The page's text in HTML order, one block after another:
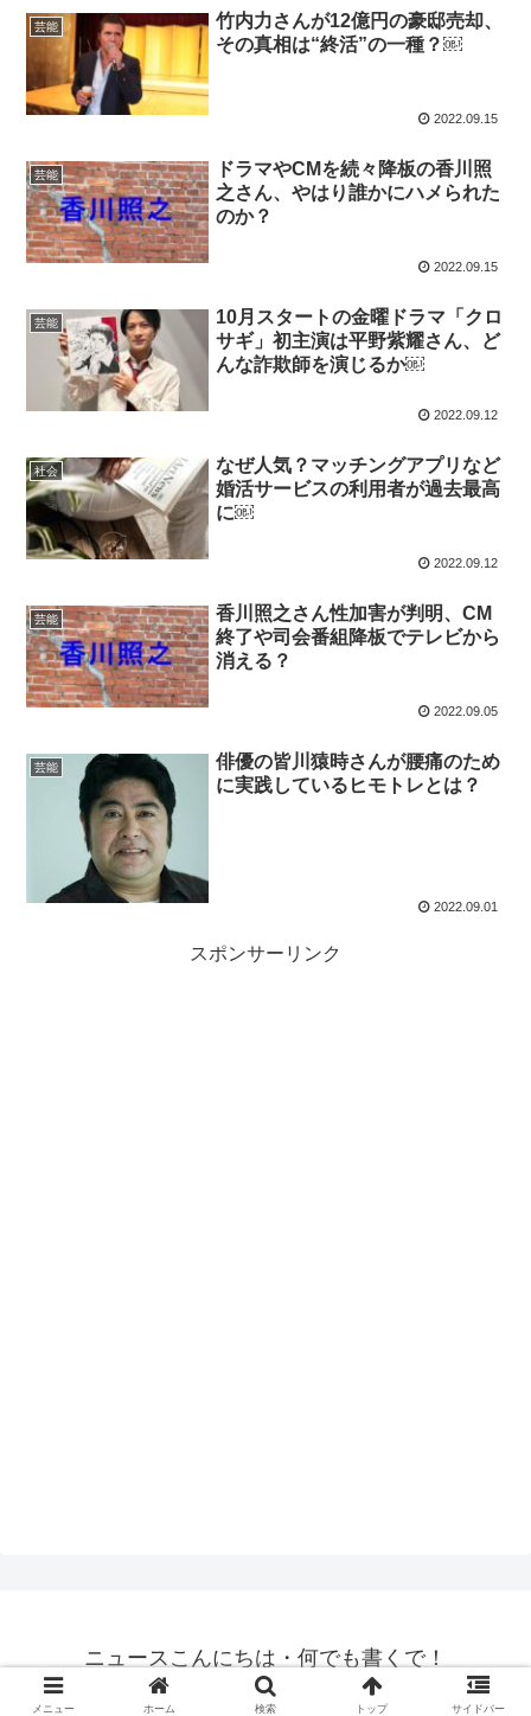
芸能
竹内力さんが12億円の豪邸売却、
その真相は“終活”の一種？￼
2022.09.15
芸能
ドラマやCMを続々降板の香川照
之さん、やはり誰かにハメられた
のか？
2022.09.15
芸能
10月スタートの金曜ドラマ「クロ
サギ」初主演は平野紫耀さん、ど
んな詐欺師を演じるか￼
2022.09.12
社会
なぜ人気？マッチングアプリなど
婚活サービスの利用者が過去最高
に￼
2022.09.12
芸能
香川照之さん性加害が判明、CM
終了や司会番組降板でテレビから
消える？
2022.09.05
芸能
俳優の皆川猿時さんが腰痛のため
に実践しているヒモトレとは？
2022.09.01
スポンサーリンク
ニュースこんにちは・何でも書くで！
© 2022 ニュースこんにちは・何でも書くで！.
メニュー ホーム 検索 トップ サイドバー